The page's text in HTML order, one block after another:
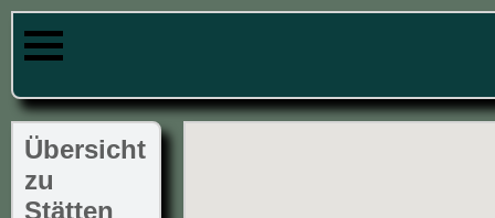
Übersicht
zu
Stätten